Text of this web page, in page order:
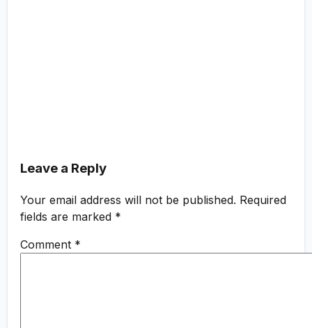
Leave a Reply
Your email address will not be published. Required
fields are marked *
Comment *